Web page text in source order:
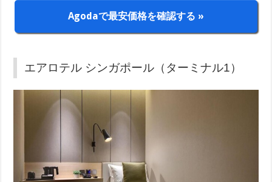
Agodaで最安価格を確認する »
エアロテル シンガポール（ターミナル1）